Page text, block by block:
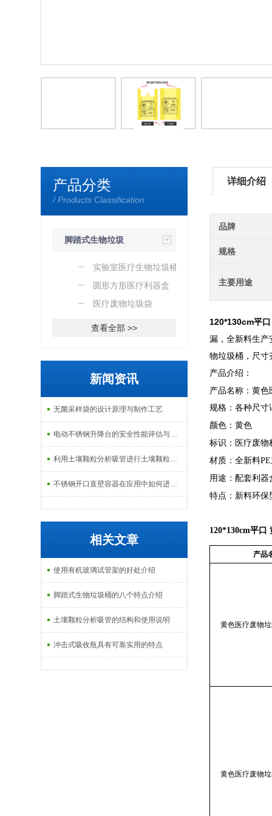
产品分类
/ Products Classification
脚踏式生物垃圾
实验室医疗生物垃圾桶
圆形方形医疗利器盒
医疗废物垃圾袋
查看全部 >>
新闻资讯
无菌采样袋的设计原理与制作工艺
电动不锈钢升降台的安全性能评估与控制
利用土壤颗粒分析吸管进行土壤颗粒定量分析的研究
不锈钢开口直壁容器在应用中如何进行维护和保养？
相关文章
使用有机玻璃试管架的好处介绍
脚踏式生物垃圾桶的八个特点介绍
土壤颗粒分析吸管的结构和使用说明
冲击式吸收瓶具有可靠实用的特点
详细介绍
品牌
规格
主要用途
120*130cm平
漏，全新料生
物垃圾桶，尺
产品介绍：
产品名称：黄
规格：各种尺寸
颜色：黄色
标识：医疗废物
材质：全新料
用途：配套利
特点：新料环保
120*130cm平口
产品
黄色医疗废物
黄色医疗废物